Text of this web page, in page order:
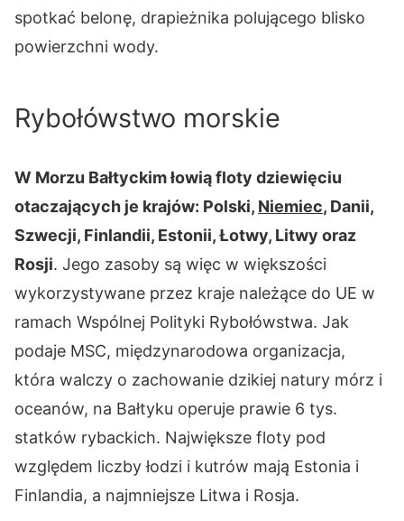
spotkać belonę, drapieżnika polującego blisko
powierzchni wody.
Rybołówstwo morskie
W Morzu Bałtyckim łowią floty dziewięciu
otaczających je krajów: Polski, Niemiec, Danii,
Szwecji, Finlandii, Estonii, Łotwy, Litwy oraz
Rosji. Jego zasoby są więc w większości
wykorzystywane przez kraje należące do UE w
ramach Wspólnej Polityki Rybołówstwa. Jak
podaje MSC, międzynarodowa organizacja,
która walczy o zachowanie dzikiej natury mórz i
oceanów, na Bałtyku operuje prawie 6 tys.
statków rybackich. Największe floty pod
względem liczby łodzi i kutrów mają Estonia i
Finlandia, a najmniejsze Litwa i Rosja.